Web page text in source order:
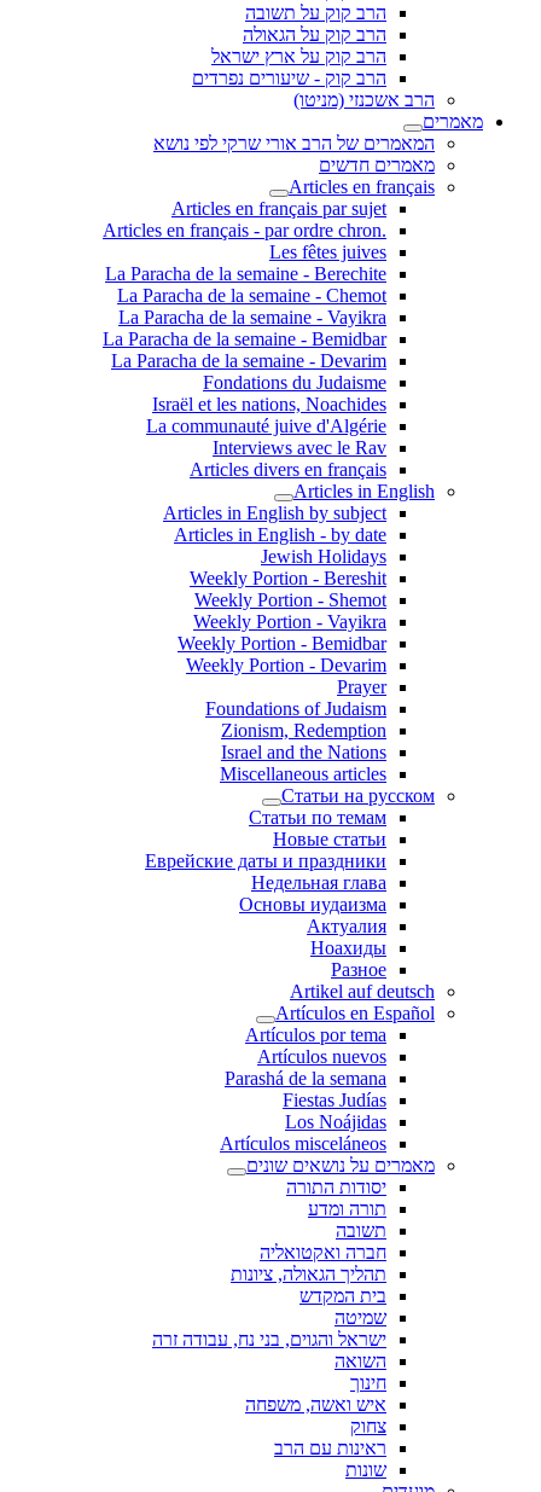
הרב קוק על תשובה
הרב קוק על הגאולה
הרב קוק על ארץ ישראל
הרב קוק - שיעורים נפרדים
הרב אשכנזי (מניטו)
מאמרים
המאמרים של הרב אורי שרקי לפי נושא
מאמרים חדשים
Articles en français
Articles en français par sujet
.Articles en français - par ordre chron
Les fêtes juives
La Paracha de la semaine - Berechite
La Paracha de la semaine - Chemot
La Paracha de la semaine - Vayikra
La Paracha de la semaine - Bemidbar
La Paracha de la semaine - Devarim
Fondations du Judaisme
Israël et les nations, Noachides
La communauté juive d'Algérie
Interviews avec le Rav
Articles divers en français
Articles in English
Articles in English by subject
Articles in English - by date
Jewish Holidays
Weekly Portion - Bereshit
Weekly Portion - Shemot
Weekly Portion - Vayikra
Weekly Portion - Bemidbar
Weekly Portion - Devarim
Prayer
Foundations of Judaism
Zionism, Redemption
Israel and the Nations
Miscellaneous articles
Статьи на русском
Статьи по темам
Новые статьи
Еврейские даты и праздники
Недельная глава
Основы иудаизма
Актуалия
Ноахиды
Разное
Artikel auf deutsch
Artículos en Español
Artículos por tema
Artículos nuevos
Parashá de la semana
Fiestas Judías
Los Noájidas
Artículos misceláneos
מאמרים על נושאים שונים
יסודות התורה
תורה ומדע
תשובה
חברה ואקטואליה
תהליך הגאולה, ציונות
בית המקדש
שמיטה
ישראל והגוים, בני נח, עבודה זרה
השואה
חינוך
איש ואשה, משפחה
צחוק
ראינות עם הרב
שונות